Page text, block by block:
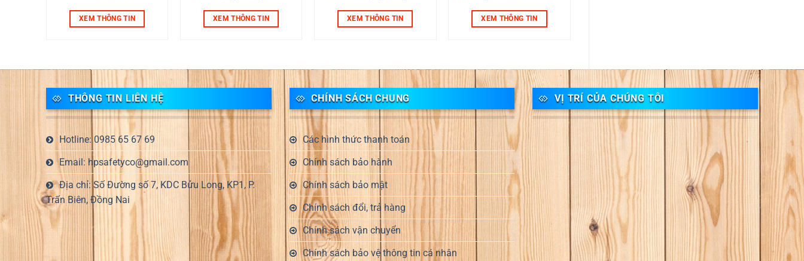
XEM THÔNG TIN XEM THÔNG TIN XEM THÔNG TIN XEM THÔNG TIN
THÔNG TIN LIÊN HỆ
Hotline: 0985 65 67 69
Email: hpsafetyco@gmail.com
Địa chỉ: Số Đường số 7, KDC Bửu Long, KP1, P.
Trấn Biên, Đồng Nai
CHÍNH SÁCH CHUNG
Các hình thức thanh toán
Chính sách bảo hành
Chính sách bảo mật
Chính sách đổi, trả hàng
Chính sách vận chuyển
Chính sách bảo vệ thông tin cá nhân
VỊ TRÍ CỦA CHÚNG TÔI